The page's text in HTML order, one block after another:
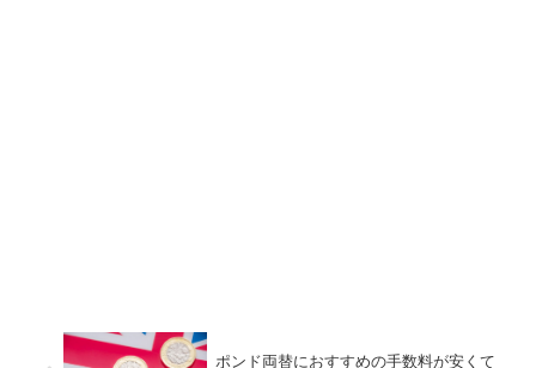
ポンド両替におすすめの手数料が安くて